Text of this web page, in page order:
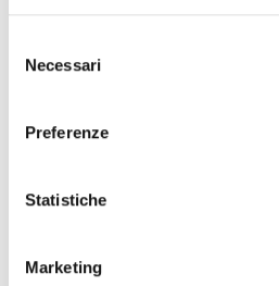
delNecessari
Preferenze
Statistiche
Marketing
BLUE Session Standard F Fa